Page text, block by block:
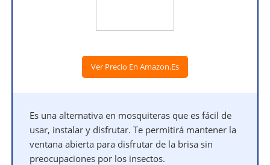
Ver Precio En Amazon.es
Es una alternativa en mosquiteras que es fácil de
usar, instalar y disfrutar. Te permitirá mantener la
ventana abierta para disfrutar de la brisa sin
preocupaciones por los insectos.